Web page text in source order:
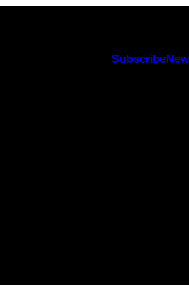
Subscribe